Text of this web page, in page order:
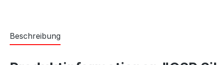
Beschreibung